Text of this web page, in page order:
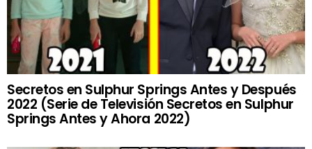
Secretos en Sulphur Springs Antes y Después
2022 (Serie de Televisión Secretos en Sulphur
Springs Antes y Ahora 2022)